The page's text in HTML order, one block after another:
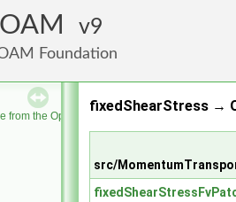
9
Foundation
from the OpenFOAM Foundation
fixedShearStress →
src/